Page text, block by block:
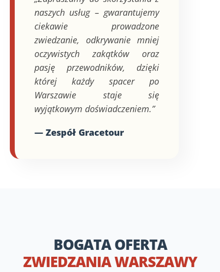
naszych usług – gwarantujemy
ciekawie prowadzone
zwiedzanie, odkrywanie mniej
oczywistych zakątków oraz
pasję przewodników, dzięki
której każdy spacer po
Warszawie staje się
wyjątkowym doświadczeniem.”
— Zespół Gracetour
BOGATA OFERTA
ZWIEDZANIA WARSZAWY